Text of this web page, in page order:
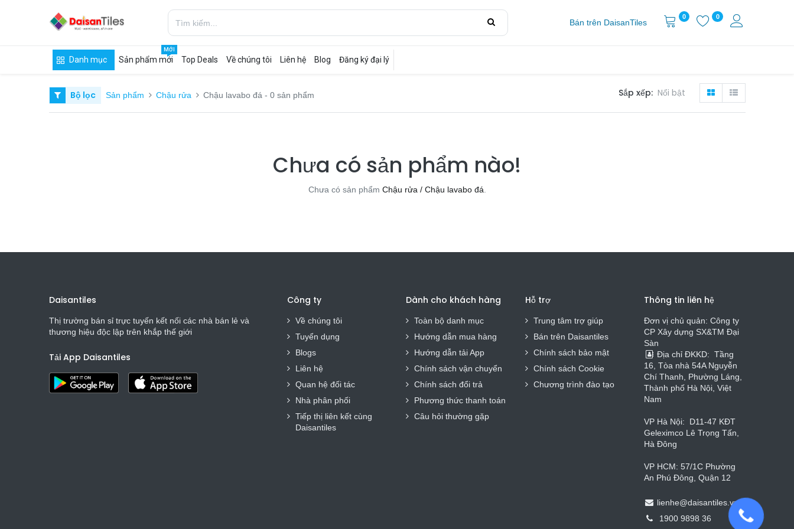
Bán trên DaisanTiles
0 0
Danh mục Sản phẩm mới
MỚI
Top Deals Về chúng tôi Liên hệ Blog Đăng ký đại lý
Bộ lọc Sản phẩm Chậu rửa Chậu lavabo đá - 0 sản phẩm Sắp xếp: Nổi bật
Chưa có sản phẩm nào!
Chưa có sản phẩm Chậu rửa / Chậu lavabo đá
Daisantiles
Thị trường bán sỉ trực tuyến kết nối các nhà bán lẻ và
thương hiệu độc lập trên khắp thế giới
Tải App Daisantiles
Công ty
Về chúng tôi
Tuyển dụng
Blogs
Liên hệ
Quan hệ đối tác
Nhà phân phối
Tiếp thị liên kết cùng
Daisantiles
Dành cho khách hàng
Toàn bộ danh mục
Hướng dẫn mua hàng
Hướng dẫn tải App
Chính sách vận chuyển
Chính sách đổi trả
Phương thức thanh toán
Câu hỏi thường gặp
Hỗ trợ
Trung tâm trợ giúp
Bán trên Daisantiles
Chính sách bảo mật
Chính sách Cookie
Chương trình đào tạo
Thông tin liên hệ
Đơn vị chủ quản: Công ty
CP Xây dựng SX&TM Đại
Sàn
Địa chỉ ĐKKD: Tầng
16, Tòa nhà 54A Nguyễn
Chí Thanh, Phường Láng,
Thành phố Hà Nội, Việt
Nam
VP Hà Nội: D11-47 KĐT
Geleximco Lê Trọng Tấn,
Hà Đông
VP HCM: 57/1C Phường
An Phú Đông, Quận 12
lienhe@daisantiles.vn
1900 9898 36